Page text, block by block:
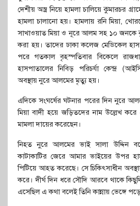
দেশীয় অস্ত্র নিয়ে হামলা চালিয়ে কুমারচর
হামলা চালানো হয়। হামলায় রনি মিয়া,
সাখাওয়াত মিয়া ও নূরে আলম সহ ১০ জনকে
করা হয়। তাদের ঢাকা কলেজ মেডিকেল
পরে গতকাল বৃহস্পতিবার বিকেলে
হাসপাতালের নিবিড় পরিচর্যা কেন্দ্র
অবস্থায় নুরে আলমের মৃত্যু হয়।
এদিকে সংঘর্ষের ঘটনার পরের দিন নুরে
মিয়া বাদী হয়ে জড়িতদের নাম উল্লেখ করে
মামলা দায়ের করেছেন।
নিহত নুরে আলমের ভাই সালা উদ্দিন
কাটাকাটির জেরে আমার ভাইয়ের উপর
পিটিয়ে আহত করেছে। সে চিকিৎসাধীন
করে। দীর্ঘ দিন ধরে সৌদি আরবে থাকে
এসেছিল এ কথা বলেই তিনি কান্নায় ভেঙ্গে